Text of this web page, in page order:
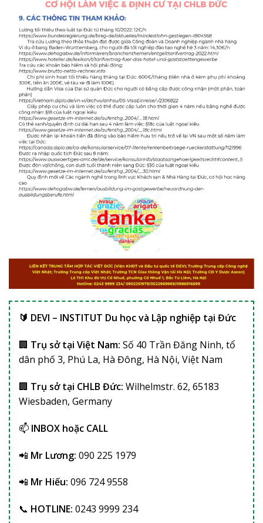
🔰 DEVI – INSTITUT Du học và Lập nghiệp tại Đức
🏢 Trụ sở tại Việt Nam: Số 40 Trần Đăng Ninh, tổ
dân phố 3, Phú La, Hà Đông, Hà Nội, Việt Nam
🏢 Trụ sở tại CHLB Đức: Wilhelmstr. 62, 65183
Wiesbaden, Germany
📫 INBOX hoặc CALL
📲 Mr Lương: 090 225 1979
📲 Mr Hiếu: 096 724 9558
📞 HOTLINE: 0243 9999 234